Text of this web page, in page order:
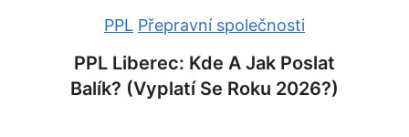
PPL Přepravní společnosti
PPL Liberec: Kde A Jak Poslat
Balík? (Vyplatí Se Roku 2026?)